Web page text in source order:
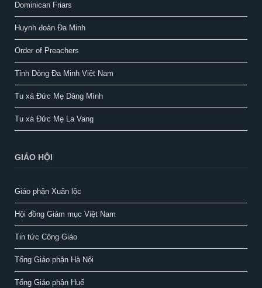
Dominican Friars
Huynh đoàn Đa Minh
Order of Preachers
Tỉnh Dòng Đa Minh Việt Nam
Tu xá Đức Mẹ Dâng Mình
Tu xá Đức Mẹ La Vang
GIÁO HỘI
Giáo phận Xuân lộc
Hội đồng Giám mục Việt Nam
Tin tức Công Giáo
Tổng Giáo phận Hà Nội
Tổng Giáo phận Huế